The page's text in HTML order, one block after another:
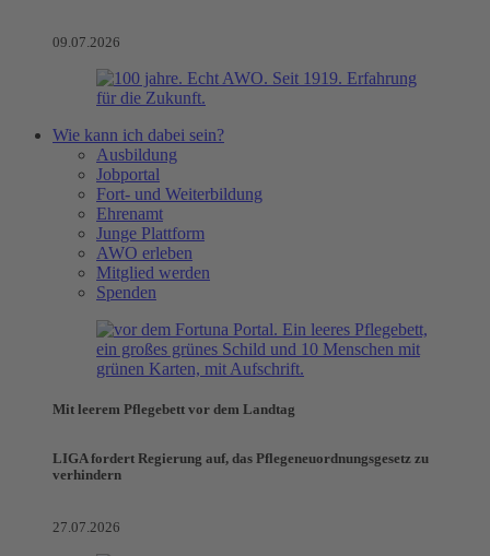
09.07.2026
Wie kann ich dabei sein?
Ausbildung
Jobportal
Fort- und Weiterbildung
Ehrenamt
Junge Plattform
AWO erleben
Mitglied werden
Spenden
Mit leerem Pflegebett vor dem Landtag
LIGA fordert Regierung auf, das Pflegeneuordnungsgesetz zu
verhindern
27.07.2026